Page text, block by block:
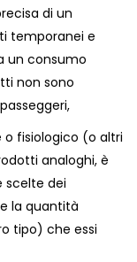
di un
temporanei e
un consumo
non sono
o fisiologico (o altri
analoghi, è
scelte dei
la quantità
tipo) che essi